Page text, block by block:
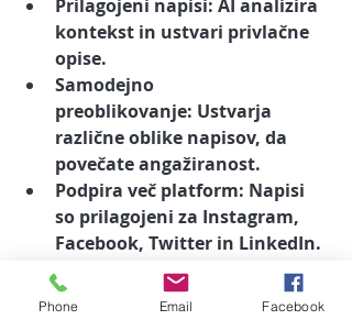
Prilagojeni napisi: AI analizira
kontekst in ustvari privlačne
opise.
Samodejno
preoblikovanje: Ustvarja
različne oblike napisov, da
povečate angažiranost.
Podpira več platform: Napisi
so prilagojeni za Instagram,
Facebook, Twitter in LinkedIn.
Vgrajeno poročanje:
Omogoča
vpogled v uspešnost vaših
Phone Email Facebook